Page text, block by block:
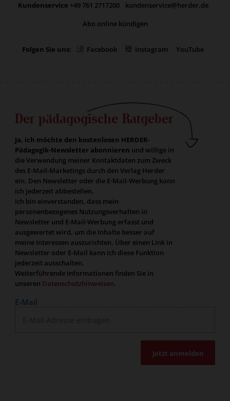
Kundenservice +49 761 2717200
kundenservice@herder.de
Abo online kündigen
Folgen Sie uns: Facebook Instagram YouTube
Der pädagogische Ratgeber
Ja, ich möchte den kostenlosen HERDER-
Pädagogik-Newsletter abonnieren und willige in
die Verwendung meiner Kontaktdaten zum Zweck
des E-Mail-Marketings durch den Verlag Herder
ein. Den Newsletter oder die E-Mail-Werbung kann
ich jederzeit abbestellen.
Ich bin einverstanden, dass mein
personenbezogenes Nutzungsverhalten in
Newsletter und E-Mail-Werbung erfasst und
ausgewertet wird, um die Inhalte besser auf
meine Interessen auszurichten. Über einen Link in
Newsletter oder E-Mail kann ich diese Funktion
jederzeit ausschalten.
Weiterführende Informationen finden Sie in
unseren Datenschutzhinweisen.
E-Mail
Jetzt anmelden